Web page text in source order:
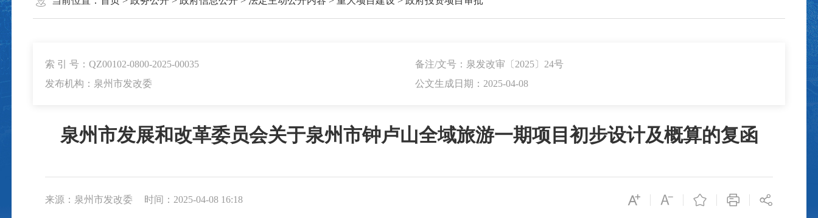
索 引 号：QZ00102-0800-2025-00035
备注/文号：泉发改审〔2025〕24号
发布机构：泉州市发改委
公文生成日期：2025-04-08
泉州市发展和改革委员会关于泉州市钟卢山全域旅游一期项目初步设计及概算的复函
来源：泉州市发改委 时间：2025-04-08 16:18